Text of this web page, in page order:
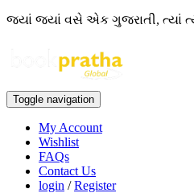
જ્યાં જ્યાં વસે એક ગુજરાતી, ત્યાં
Toggle navigation
My Account
Wishlist
FAQs
Contact Us
login /Register